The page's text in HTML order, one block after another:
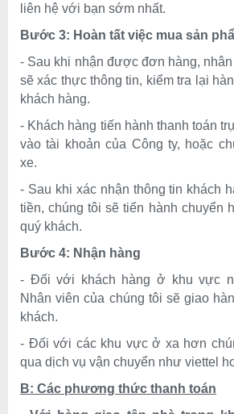
liên hệ với bạn sớm nhất.
Bước 3: Hoàn tất việc mua sản
- Sau khi nhận được đơn hàng, nhân
sẽ xác thực thông tin, kiểm tra lại
khách hàng.
- Khách hàng tiến hành thanh toán
vào tài khoản của Công ty, hoặc
xe.
- Sau khi xác nhận thông tin khách
tiền, chúng tôi sẽ tiến hành chuyển
quý khách.
Bước 4: Nhận hàng
- Đối với khách hàng ở khu vực
Nhân viêncủa chúng tôi sẽ giao
khách.
- Đối với các khu vực ở xa hơn
qua dịch vụ vận chuyển như viettel
B: Các phương thức thanh toán